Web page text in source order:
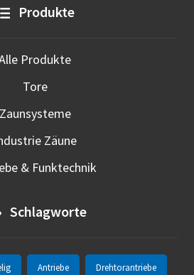
Produkte
Produkte
Tore
Zaunsysteme
Zäune
& Funktechnik
Schlagworte
Antriebe Drehtorantriebe